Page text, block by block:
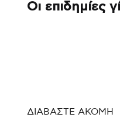
Οι επιδημίες
ΔΙΑΒΑΣΤΕ ΑΚΟΜΗ